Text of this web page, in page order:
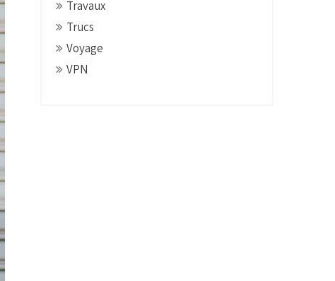
Travaux
Trucs
Voyage
VPN